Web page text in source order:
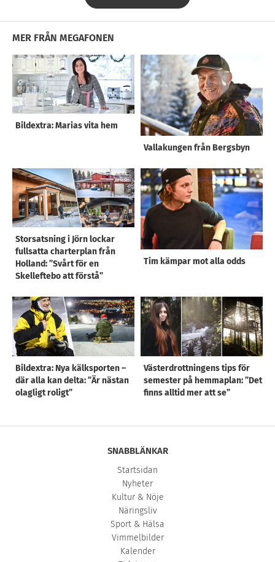
MER FRÅN MEGAFONEN
Bildextra: Marias vita hem
Vallakungen från Bergsbyn
Storsatsning i Jörn lockar
fullsatta charterplan från
Holland: ”Svårt för en
Skelleftebo att förstå”
Tim kämpar mot alla odds
Bildextra: Nya kälksporten –
där alla kan delta: ”Är nästan
olagligt roligt”
Västerdrottningens tips för
semester på hemmaplan: ”Det
finns alltid mer att se”
SNABBLÄNKAR
Startsidan
Nyheter
Kultur & Nöje
Näringsliv
Sport & Hälsa
Vimmelbilder
Kalender